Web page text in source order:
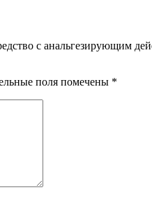
с анальгезирующим
поля помечены *